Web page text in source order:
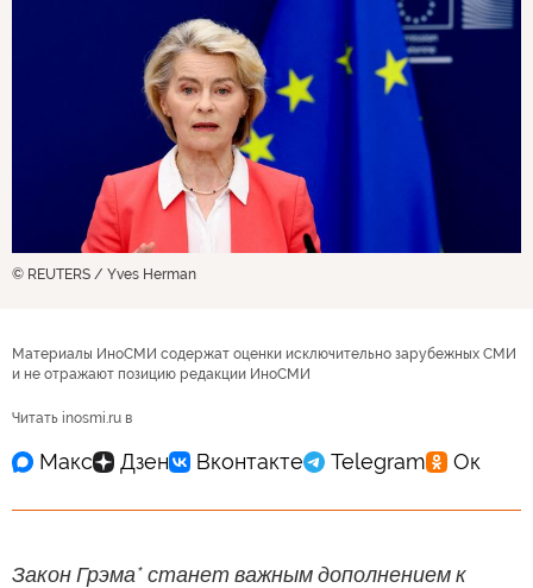
© REUTERS / Yves Herman
Материалы ИноСМИ содержат оценки исключительно зарубежных СМИ
и не отражают позицию редакции ИноСМИ
Читать inosmi.ru в
Закон Грэма* станет важным дополнением к